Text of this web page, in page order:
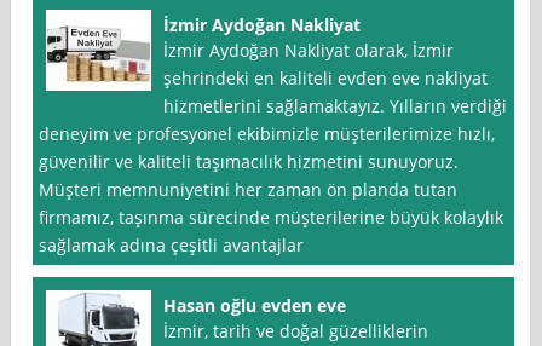
İzmir Aydoğan Nakliyat
İzmir Aydoğan Nakliyat olarak, İzmir
şehrindeki en kaliteli evden eve nakliyat
hizmetlerini sağlamaktayız. Yılların verdiği
deneyim ve profesyonel ekibimizle müşterilerimize hızlı,
güvenilir ve kaliteli taşımacılık hizmetini sunuyoruz.
Müşteri memnuniyetini her zaman ön planda tutan
firmamız, taşınma sürecinde müşterilerine büyük kolaylık
sağlamak adına çeşitli avantajlar
Hasan oğlu evden eve
İzmir, tarih ve doğal güzelliklerin